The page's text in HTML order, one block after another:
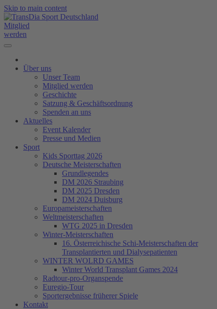
Skip to main content
Mitglied
werden
Über uns
Unser Team
Mitglied werden
Geschichte
Satzung & Geschäftsordnung
Spenden an uns
Aktuelles
Event Kalender
Presse und Medien
Sport
Kids Sporttag 2026
Deutsche Meisterschaften
Grundlegendes
DM 2026 Straubing
DM 2025 Dresden
DM 2024 Duisburg
Europameisterschaften
Weltmeisterschaften
WTG 2025 in Dresden
Winter-Meisterschaften
16. Österreichische Schi-Meisterschaften der
Transplantierten und Dialysepatienten
WINTER WOLRD GAMES
Winter World Transplant Games 2024
Radtour-pro-Organspende
Euregio-Tour
Sportergebnisse früherer Spiele
Kontakt